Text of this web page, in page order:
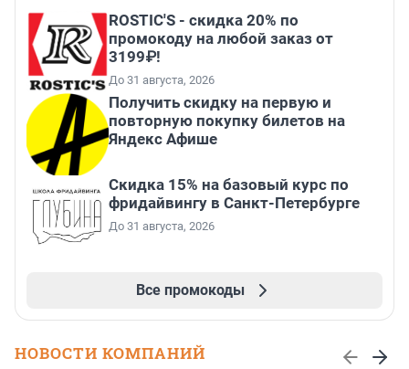
ROSTIC'S - скидка 20% по
промокоду на любой заказ от
3199₽!
До 31 августа, 2026
Получить скидку на первую и
повторную покупку билетов на
Яндекс Афише
Скидка 15% на базовый курс по
фридайвингу в Санкт-Петербурге
До 31 августа, 2026
Все промокоды
НОВОСТИ КОМПАНИЙ